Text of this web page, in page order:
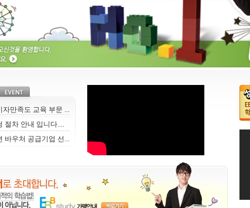
만족도 교육 부문 ...
절차 안내 입니다....
바우처 공급기업 선...